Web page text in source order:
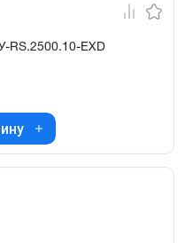
RS.2500.10-ЕХD